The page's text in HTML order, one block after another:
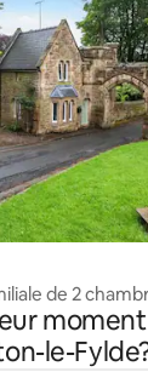
de 2
le-